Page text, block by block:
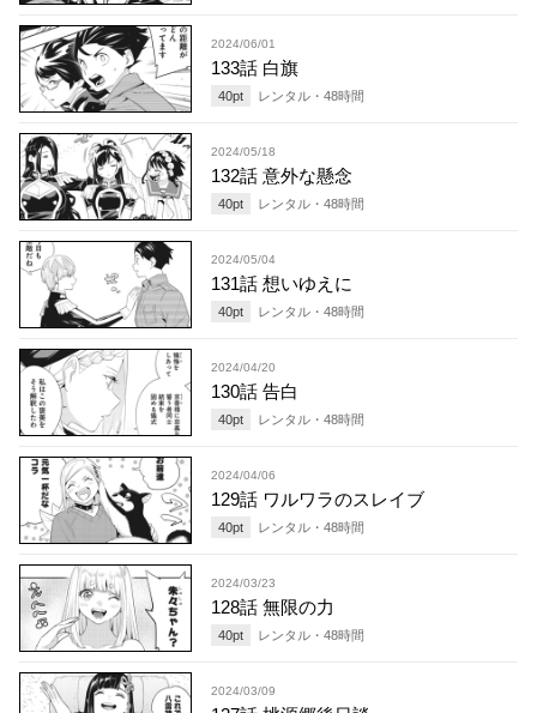
2024/06/01
133話 白旗
40pt レンタル・ 48時間
2024/05/18
132話 意外な懸念
40pt レンタル・ 48時間
2024/05/04
131話 想いゆえに
40pt レンタル・ 48時間
2024/04/20
130話 告白
40pt レンタル・ 48時間
2024/04/06
129話 ワルワラのスレイブ
40pt レンタル・ 48時間
2024/03/23
128話 無限の力
40pt レンタル・ 48時間
2024/03/09